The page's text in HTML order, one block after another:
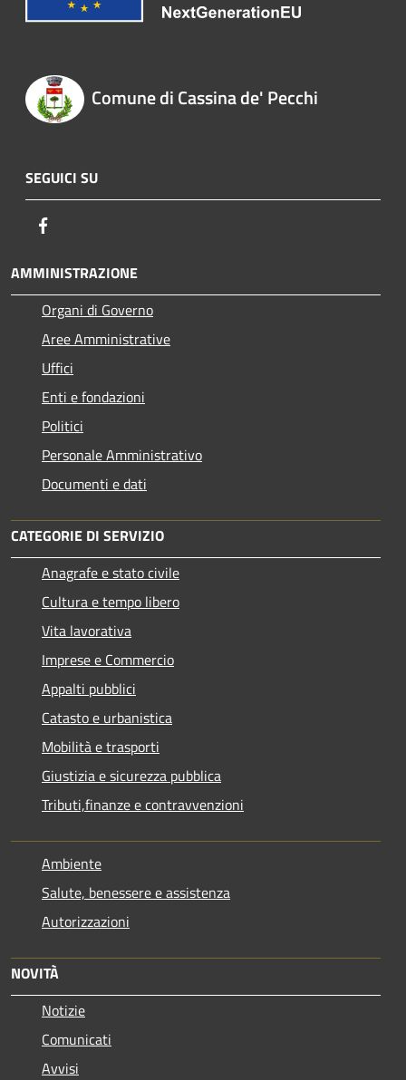
Comune di Cassina de' Pecchi
SEGUICI SU
AMMINISTRAZIONE
Organi di Governo
Aree Amministrative
Uffici
Enti e fondazioni
Politici
Personale Amministrativo
Documenti e dati
CATEGORIE DI SERVIZIO
Anagrafe e stato civile
Cultura e tempo libero
Vita lavorativa
Imprese e Commercio
Appalti pubblici
Catasto e urbanistica
Mobilità e trasporti
Giustizia e sicurezza pubblica
Tributi,finanze e contravvenzioni
Ambiente
Salute, benessere e assistenza
Autorizzazioni
NOVITÀ
Notizie
Comunicati
Avvisi